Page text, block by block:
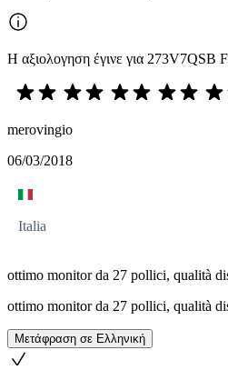
Η αξιολογηση έγινε για
merovingio
06/03/2018
Italia
ottimo monitor da 27 pollici, qualità
ottimo monitor da 27 pollici, qualità
Μετάφραση σε Ελληνική